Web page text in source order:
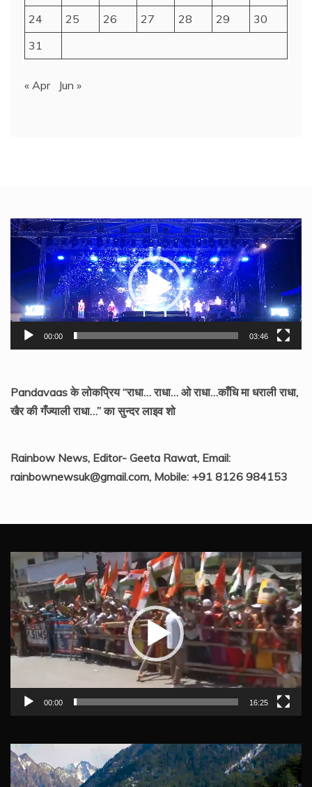
24
25 26 27 28 29
30
31
« Apr Jun »
Video
Player
00:00 03:46
Pandavaas के लोकप्रिय “राधा… राधा… ओ राधा…काँधि मा धराली राधा,
खैर की गँज्याली राधा…” का सुन्दर लाइव शो
Rainbow News, Editor- Geeta Rawat, Email:
rainbownewsuk@gmail.com, Mobile: +91 8126 984153
Video
Player
00:00 16:25
Video
Player